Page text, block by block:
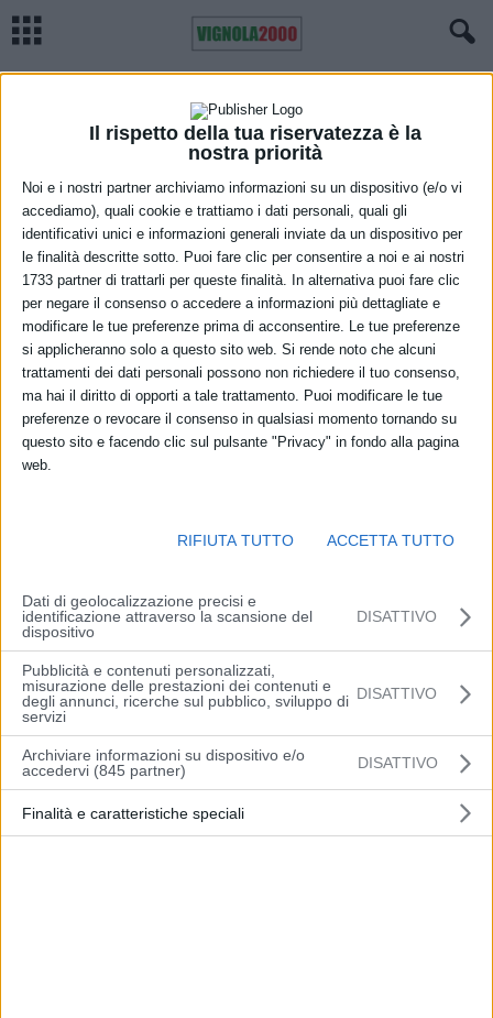
Il rispetto della tua riservatezza è la
nostra priorità
Noi e i nostri partner archiviamo informazioni su un dispositivo (e/o vi
accediamo), quali cookie e trattiamo i dati personali, quali gli
identificativi unici e informazioni generali inviate da un dispositivo per
le finalità descritte sotto. Puoi fare clic per consentire a noi e ai nostri
1733 partner di trattarli per queste finalità. In alternativa puoi fare clic
per negare il consenso o accedere a informazioni più dettagliate e
modificare le tue preferenze prima di acconsentire. Le tue preferenze
si applicheranno solo a questo sito web. Si rende noto che alcuni
trattamenti dei dati personali possono non richiedere il tuo consenso,
ma hai il diritto di opporti a tale trattamento. Puoi modificare le tue
preferenze o revocare il consenso in qualsiasi momento tornando su
questo sito e facendo clic sul pulsante "Privacy" in fondo alla pagina
web.
RIFIUTA TUTTO ACCETTA TUTTO
Dati di geolocalizzazione precisi e
identificazione attraverso la scansione del
dispositivo
DISATTIVO
Pubblicità e contenuti personalizzati,
misurazione delle prestazioni dei contenuti e
degli annunci, ricerche sul pubblico, sviluppo di
servizi
DISATTIVO
Archiviare informazioni su dispositivo e/o
accedervi (845 partner)
DISATTIVO
Finalità e caratteristiche speciali
Home Meteo Previsioni meteo Emilia Romagna, venerdì 16 luglio
Previsioni meteo Emilia Romagna,
venerdì 16 luglio
15 Luglio 2021
Cielo nuvoloso o molto nuvoloso, con annuvolamenti
temporaneamente più consistenti associati a precipitazioni
irregolari, localmente anche a carattere di rovescio e/o temporale. I
stazionarie o in lieve aumento; valori compresi tra 20 e 22 gradi.
centro-occidentale e 24/25 gradi della costa. Venti deboli, variabili
al mattino, tendenti a divenire occidentali dal pomeriggio, con
rinforzi sul mare e sulla costa. Mare poco mosso durante la
mattinata, tendente a divenire mosso dal pomeriggio.
(Arpae)